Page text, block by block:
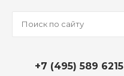
+7 (495) 589 6215